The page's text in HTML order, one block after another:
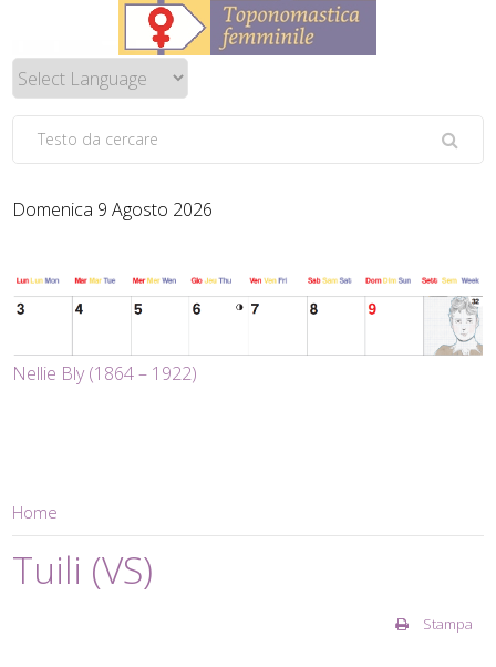
Domenica 9 Agosto 2026
Nellie Bly (1864 – 1922)
Home
Tuili (VS)
Stampa